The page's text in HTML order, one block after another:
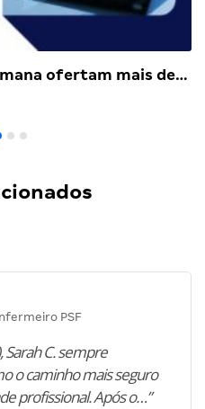
ofertam mais de…
PSF
Sarah C. sempre
o caminho mais seguro
profissional. Após o…”